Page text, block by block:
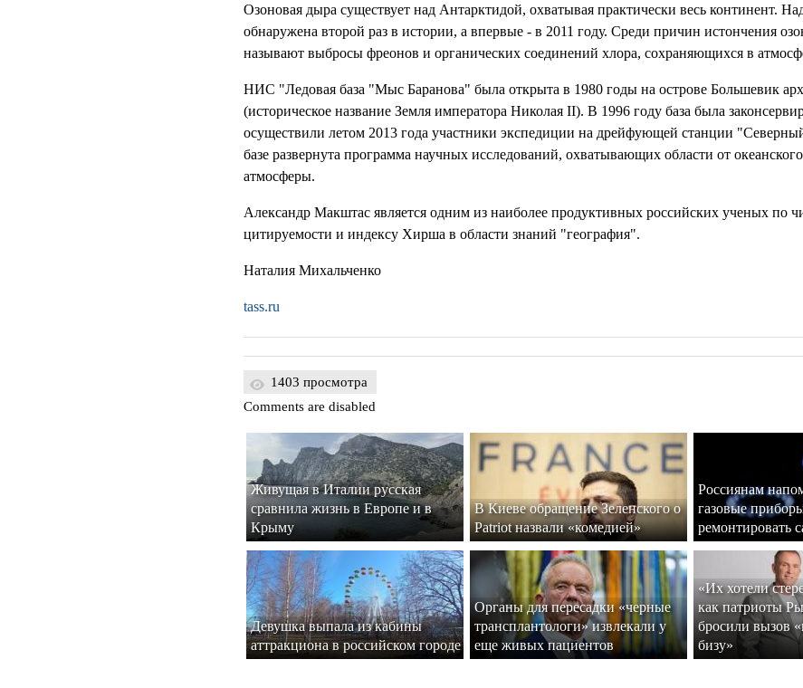
Озоновая дыра существует над Антарктидой, охватывая практически весь континент.
обнаружена второй раз в истории, а впервые - в 2011 году. Среди причин истончения
называют выбросы фреонов и органических соединений хлора, сохраняющихся в
НИС "Ледовая база "Мыс Баранова" была открыта в 1980 годы на острове Большевик
(историческое название Земля императора Николая II). В 1996 году база была
осуществили летом 2013 года участники экспедиции на дрейфующей станции
базе развернута программа научных исследований, охватывающих области от
атмосферы.
Александр Макштас является одним из наиболее продуктивных российских ученых по
цитируемости и индексу Хирша в области знаний "география".
Наталия Михальченко
tass.ru
1403 просмотра
Comments are disabled
Живущая в Италии русская
сравнила жизнь в Европе и в
Крыму
В Киеве обращение Зеленского о
Patriot назвали «комедией»
Россиянам
газовые
ремонтировать
Девушка выпала из кабины
аттракциона в российском городе
Органы для пересадки «черные
трансплантологи» извлекали у
еще живых пациентов
«Их хотели
как патриоты
бросили вызов
бизу»